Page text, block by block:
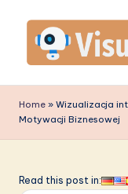
content
is
u
li
Home » Wizualizacja
Motywacji Biznesowej
Read this post in: